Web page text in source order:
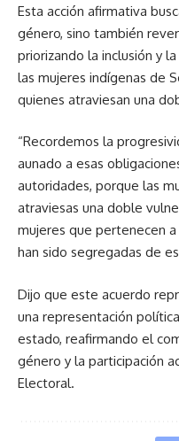
Esta acción afirmativa
género, sino también
priorizando la inclusión y
las mujeres indígenas de
quienes atraviesan una
“Recordemos la
aunado a esas
autoridades, porque las
atraviesas una doble
mujeres que pertenecen
han sido segregadas de
Dijo que este acuerdo
una representación
estado, reafirmando el
género y la participación
Electoral.